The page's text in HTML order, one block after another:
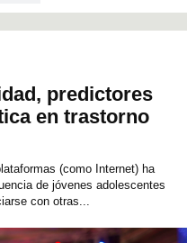
predictores
en trastorno
(como Internet) ha
de jóvenes adolescentes
con otras...